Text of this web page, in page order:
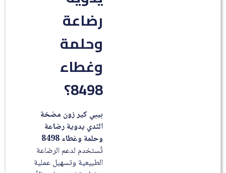
رضاعة
وحلمة
وغطاء
8498؟
بيبي كير زون مضخة
الثدي يدوية رضاعة
وحلمة وغطاء 8498
تُستخدم لدعم الرضاعة
الطبيعية وتسهيل عملية